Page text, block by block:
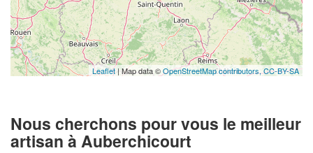
Leaflet | Map data ©OpenStreetMap contributors, CC-BY-SA
Nous cherchons pour vous le meilleur
artisan à Auberchicourt